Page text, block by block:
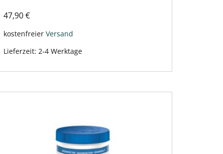
47,90€
kostenfreier Versand
Lieferzeit: 2-4 Werktage